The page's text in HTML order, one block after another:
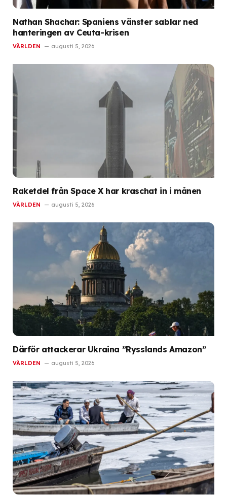
Nathan Shachar: Spaniens vänster sablar ned
hanteringen av Ceuta-krisen
VÄRLDEN augusti 5, 2026
Raketdel från Space X har kraschat in i månen
VÄRLDEN augusti 5, 2026
Därför attackerar Ukraina ”Rysslands Amazon”
VÄRLDEN augusti 5, 2026